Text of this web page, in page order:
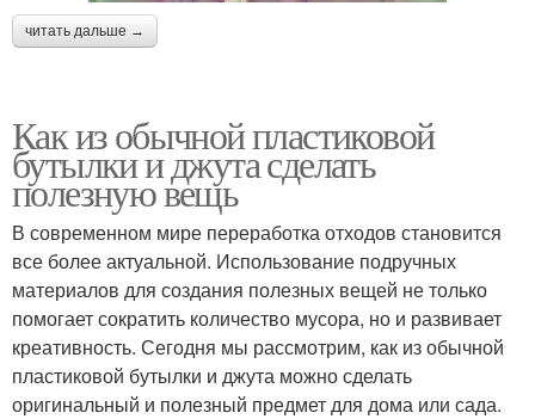
читать дальше →
Как из обычной пластиковой
бутылки и джута сделать
полезную вещь
В современном мире переработка отходов становится
все более актуальной. Использование подручных
материалов для создания полезных вещей не только
помогает сократить количество мусора, но и развивает
креативность. Сегодня мы рассмотрим, как из обычной
пластиковой бутылки и джута можно сделать
оригинальный и полезный предмет для дома или сада.